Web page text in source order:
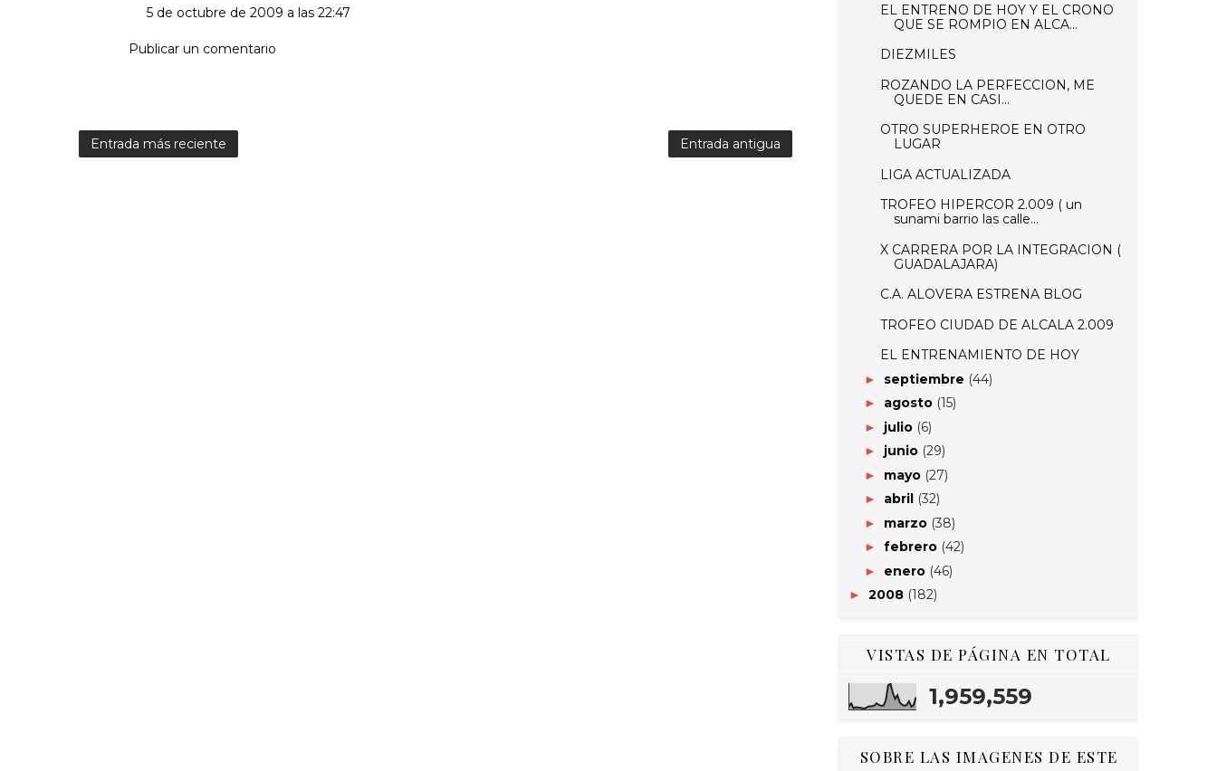
5 de octubre de 2009 a las 22:47
Publicar un comentario
Entrada más reciente Entrada antigua
EL ENTRENO DE HOY Y EL CRONO
QUE SE ROMPIO EN ALCA...
DIEZMILES
ROZANDO LA PERFECCION, ME
QUEDE EN CASI...
OTRO SUPERHEROE EN OTRO
LUGAR
LIGA ACTUALIZADA
TROFEO HIPERCOR 2.009 ( un
sunami barrio las calle...
X CARRERA POR LA INTEGRACION (
GUADALAJARA)
C.A. ALOVERA ESTRENA BLOG
TROFEO CIUDAD DE ALCALA 2.009
EL ENTRENAMIENTO DE HOY
► septiembre (44)
► agosto (15)
► julio (6)
► junio (29)
► mayo (27)
► abril (32)
► marzo (38)
► febrero (42)
► enero (46)
► 2008 (182)
VISTAS DE PÁGINA EN TOTAL
1,959,559
SOBRE LAS IMAGENES DE ESTE